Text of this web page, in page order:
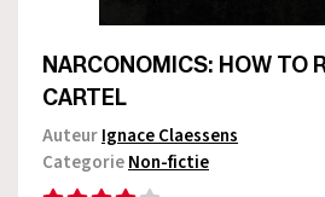
NARCONOMICS: HOW TO
CARTEL
AuteurIgnace Claessens
CategorieNon-fictie